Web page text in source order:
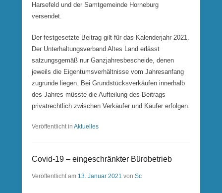
Harsefeld und der Samtgemeinde Horneburg
versendet.
Der festgesetzte Beitrag gilt für das Kalenderjahr 2021.
Der Unterhaltungsverband Altes Land erlässt
satzungsgemäß nur Ganzjahresbescheide, denen
jeweils die Eigentumsverhältnisse vom Jahresanfang
zugrunde liegen. Bei Grundstücksverkäufen innerhalb
des Jahres müsste die Aufteilung des Beitrags
privatrechtlich zwischen Verkäufer und Käufer erfolgen.
Veröffentlicht in Aktuelles
Covid-19 – eingeschränkter Bürobetrieb
Veröffentlicht am 13. Januar 2021 von Sc